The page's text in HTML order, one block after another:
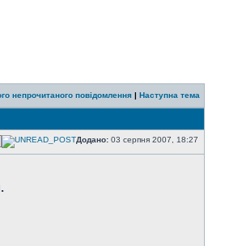
непрочитаного повідомлення | Наступна тема
Додано: 03 серпня 2007, 18:27